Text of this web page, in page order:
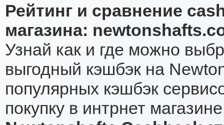
Рейтинг и сравнение
магазина:
Узнай как и где можно
выгодный кэшбэк на
популярных кэшбэк
покупку в интрнет